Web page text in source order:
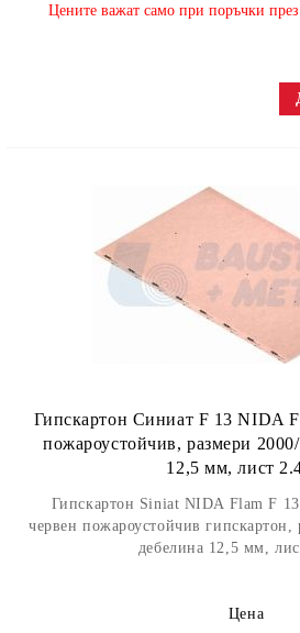
​Цените важат само при поръчки
Гипскартон Синиат F 13 NIDA
пожароустойчив, размери
12,5 мм, лист
Гипскартон Siniat NIDA Flam F
червен пожароустойчив
дебелина 12,5 мм,
Цена